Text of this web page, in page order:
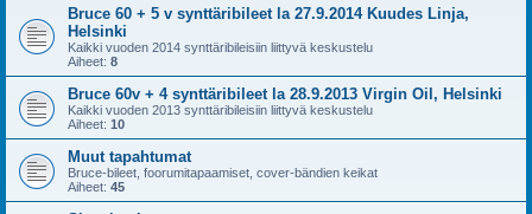
Bruce 60 + 5 v synttäribileet la 27.9.2014 Kuudes Linja,
Helsinki
Kaikki vuoden 2014 synttäribileisiin liittyvä keskustelu
Aiheet: 8
Bruce 60v + 4 synttäribileet la 28.9.2013 Virgin Oil, Helsinki
Kaikki vuoden 2013 synttäribileisiin liittyvä keskustelu
Aiheet: 10
Muut tapahtumat
Bruce-bileet, foorumitapaamiset, cover-bändien keikat
Aiheet: 45